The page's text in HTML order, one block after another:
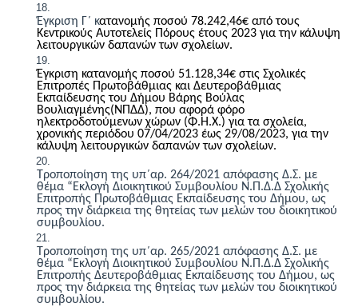
Έγκριση Γ΄ κατανομής ποσού 78.242,46€από τους
Κεντρικούς Αυτοτελείς Πόρους έτους 2023 για την κάλυψη
λειτουργικών δαπανών των σχολείων.
Έγκριση κατανομής ποσού 51.128,34€στις Σχολικές
Επιτροπές Πρωτοβάθμιας και Δευτεροβάθμιας
Εκπαίδευσης του Δήμου Βάρης Βούλας
Βουλιαγμένης(ΝΠΔΔ),που αφορά φόρο
ηλεκτροδοτούμενων χώρων (Φ.Η.Χ.) για τα σχολεία,
χρονικής περιόδου 07/04/2023 έως 29/08/2023, για την
κάλυψη λειτουργικών δαπανών των σχολείων.
ροποποίηση της υπ΄αρ. 264/2021 απόφασης Δ.Σ. με
θέμα “Εκλογή Διοικητικού Συμβουλίου Ν.Π.Δ.Δ Σχολικής
Επιτροπής Πρωτοβάθμιας Εκπαίδευσης του Δήμου, ως
προς την διάρκεια της θητείας των μελών του διοικητικού
συμβουλίου.
ροποποίηση της υπ΄αρ. 265/2021 απόφασης Δ.Σ. με
θέμα “Εκλογή Διοικητικού Συμβουλίου Ν.Π.Δ.Δ Σχολικής
Επιτροπής Δευτεροβάθμιας Εκπαίδευσης του Δήμου, ως
προς την διάρκεια της θητείας των μελών του διοικητικού
συμβουλίου.